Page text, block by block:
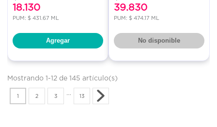
18.130
PUM: $ 431.67 ML
Agregar
39.830
PUM: $ 474.17 ML
No disponible
Mostrando 1-12 de 145 artículo(s)
1 2 3 … 13